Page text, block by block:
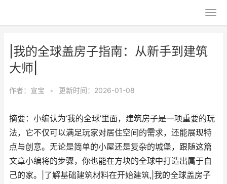
|我的全球盖房子指南：从新手到建筑
大师|
作者： 宣宝 • 更新时间：2026-01-08
摘要：小编认为‘我的全球’里面，建筑房子是一项重要的玩
法，它不仅可以满足玩家对居住空间的需求，还能展现特
点与创意。无论是简单的小屋还是复杂的城堡，跟随这篇
文章小编将的步骤，你也能在方块的全球中打造出属于自
己的家。|了解基础建筑材料在开始建筑,|我的全球盖房子